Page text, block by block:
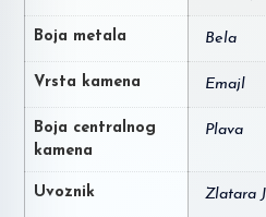
Boja metala Bela
Vrsta kamena Emajl
Boja centralnog
kamena
Plava
Uvoznik Zlatara